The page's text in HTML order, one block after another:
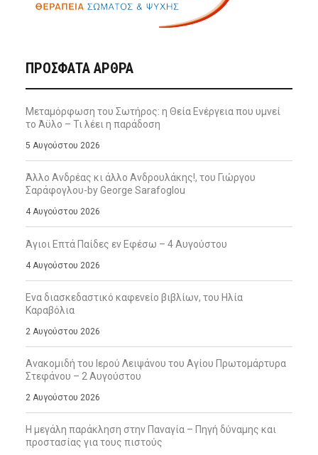
ΠΡΌΣΦΑΤΑ ΆΡΘΡΑ
Μεταμόρφωση του Σωτήρος: η Θεία Ενέργεια που υμνεί
το Άϋλο – Τι λέει η παράδοση
5 Αυγούστου 2026
Άλλο Ανδρέας κι άλλο Ανδρουλάκης!, του Γιώργου
Σαράφογλου-by George Sarafoglou
4 Αυγούστου 2026
Άγιοι Επτά Παίδες εν Εφέσω – 4 Αυγούστου
4 Αυγούστου 2026
Ενα διασκεδαστικό καφενείο βιβλίων, του Ηλία
Καραβόλια
2 Αυγούστου 2026
Ανακομιδή του Ιερού Λειψάνου του Αγίου Πρωτομάρτυρα
Στεφάνου – 2 Αυγούστου
2 Αυγούστου 2026
Η μεγάλη παράκληση στην Παναγία – Πηγή δύναμης και
προστασίας για τους πιστούς